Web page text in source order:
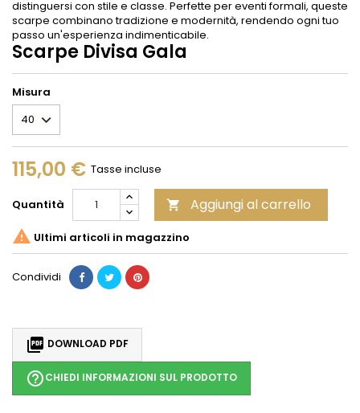
distinguersi con stile e classe. Perfette per eventi formali, queste
scarpe combinano tradizione e modernità, rendendo ogni tuo
passo un'esperienza indimenticabile.
Scarpe Divisa Gala
Misura
115,00 € Tasse incluse
Quantità  Aggiungi al carrello
 Ultimi articoli in magazzino
Condividi
 DOWNLOAD PDF
help_outlineCHIEDI INFORMAZIONI SUL PRODOTTO